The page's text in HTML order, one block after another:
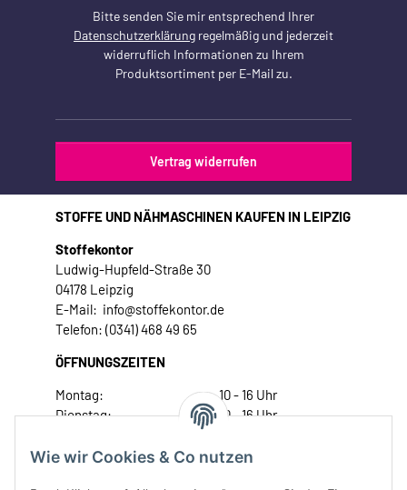
Wie wir Cookies & Co nutzen
Bitte senden Sie mir entsprechend Ihrer
Datenschutzerklärung regelmäßig und jederzeit
widerruflich Informationen zu Ihrem
Produktsortiment per E-Mail zu.
Vertrag widerrufen
STOFFE UND NÄHMASCHINEN KAUFEN IN LEIPZIG
Stoffekontor
Ludwig-Hupfeld-Straße 30
04178 Leipzig
E-Mail: info@stoffekontor.de
Telefon: (0341) 468 49 65
ÖFFNUNGSZEITEN
Montag:
10 - 16 Uhr
Dienstag:
10 - 16 Uhr
Donnerstag:
10 - 18 Uhr